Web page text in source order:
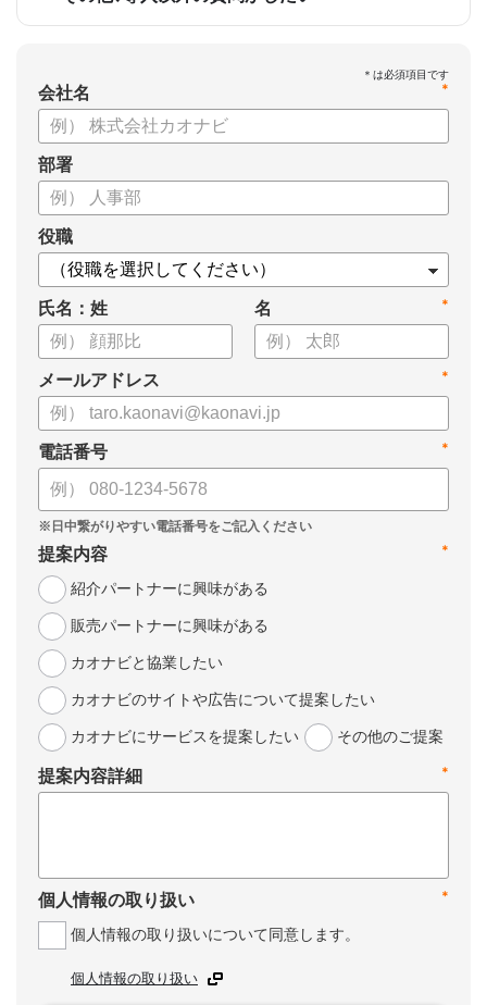
*
会社名
部署
役職
氏名：姓 *
名
*
メールアドレス
*
電話番号
*
提案内容
紹介パートナーに興味がある
販売パートナーに興味がある
カオナビと協業したい
カオナビのサイトや広告について提案したい
カオナビにサービスを提案したい
その他のご提案
*
提案内容詳細
*
個人情報の取り扱い
個人情報の取り扱いについて同意します。
個人情報の取り扱い